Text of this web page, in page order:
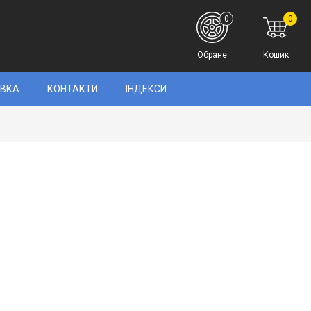
0
Кошик
0
Обране
КОНТАКТИ ІНДЕКСИ